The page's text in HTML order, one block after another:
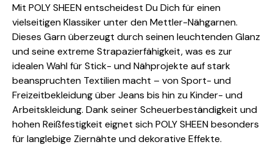
Mit POLY SHEEN entscheidest Du Dich für einen
vielseitigen Klassiker unter den Mettler-Nähgarnen.
Dieses Garn überzeugt durch seinen leuchtenden Glanz
und seine extreme Strapazierfähigkeit, was es zur
idealen Wahl für Stick- und Nähprojekte auf stark
beanspruchten Textilien macht – von Sport- und
Freizeitbekleidung über Jeans bis hin zu Kinder- und
Arbeitskleidung. Dank seiner Scheuerbeständigkeit und
hohen Reißfestigkeit eignet sich POLY SHEEN besonders
für langlebige Ziernähte und dekorative Effekte.